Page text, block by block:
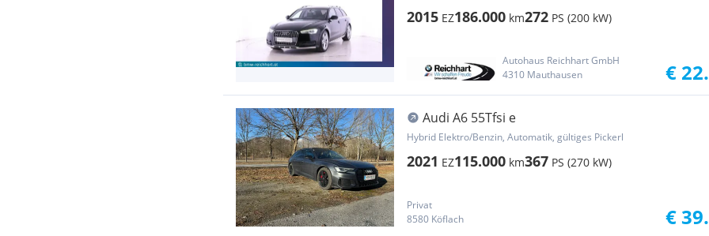
2015 EZ186.000 km272 PS (200 kW)
Autohaus Reichhart GmbH
4310 Mauthausen
€
Audi A6 55Tfsi e
Hybrid Elektro/Benzin, Automatik, gültiges Pickerl
2021 EZ115.000 km367 PS (270 kW)
Privat
8580 Köflach
€